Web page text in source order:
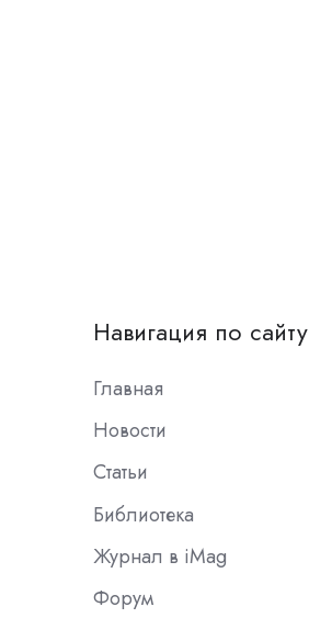
Навигация по сайту
Главная
Новости
Статьи
Библиотека
Журнал в iMag
Форум